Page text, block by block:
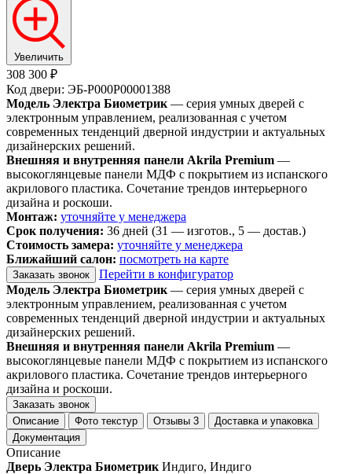
Увеличить
308 300 ₽
Код двери: ЭБ-P000P00001388
Модель Электра Биометрик — серия умных дверей с
электронным управлением, реализованная с учетом
современных тенденций дверной индустрии и актуальных
дизайнерских решений.
Внешняя и внутренняя панели Akrila Premium —
высокоглянцевые панели МДФ с покрытием из испанского
акрилового пластика. Сочетание трендов интерьерного
дизайна и роскоши.
Монтаж: уточняйте у менеджера
Срок получения: 36 дней (31 — изготов., 5 — достав.)
Стоимость замера: уточняйте у менеджера
Ближайший салон: посмотреть на карте
Заказать звонок
Перейти в конфигуратор
Модель Электра Биометрик — серия умных дверей с
электронным управлением, реализованная с учетом
современных тенденций дверной индустрии и актуальных
дизайнерских решений.
Внешняя и внутренняя панели Akrila Premium —
высокоглянцевые панели МДФ с покрытием из испанского
акрилового пластика. Сочетание трендов интерьерного
дизайна и роскоши.
Заказать звонок
Описание
Фото текстур Отзывы 3
Доставка и упаковка
Документация
Описание
Дверь Электра Биометрик Индиго, Индиго